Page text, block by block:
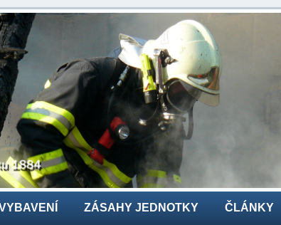
ZÁSAHY JEDNOTKY ČLÁNKY